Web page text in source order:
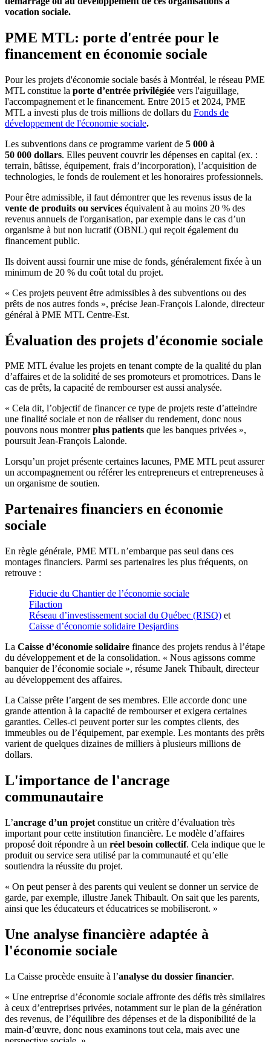
vocation sociale.
PME MTL: porte d'entrée pour le
financement en économie sociale
Pour les projets d'économie sociale basés à Montréal, le réseau PME
MTL constitue la porte d’entrée privilégiée vers l'aiguillage,
l'accompagnement et le financement. Entre 2015 et 2024, PME
MTL a investi plus de trois millions de dollars du Fonds de
développement de l'économie sociale.
Les subventions dans ce programme varient de 5 000 à
50 000 dollars. Elles peuvent couvrir les dépenses en capital (ex. :
terrain, bâtisse, équipement, frais d’incorporation), l’acquisition de
technologies, le fonds de roulement et les honoraires professionnels.
Pour être admissible, il faut démontrer que les revenus issus de la
vente de produits ou services équivalent à au moins 20 % des
revenus annuels de l'organisation, par exemple dans le cas d’un
organisme à but non lucratif (OBNL) qui reçoit également du
financement public.
Ils doivent aussi fournir une mise de fonds, généralement fixée à un
minimum de 20 % du coût total du projet.
« Ces projets peuvent être admissibles à des subventions ou des
prêts de nos autres fonds », précise Jean-François Lalonde, directeur
général à PME MTL Centre-Est.
Évaluation des projets d'économie sociale
PME MTL évalue les projets en tenant compte de la qualité du plan
d’affaires et de la solidité de ses promoteurs et promotrices. Dans le
cas de prêts, la capacité de rembourser est aussi analysée.
« Cela dit, l’objectif de financer ce type de projets reste d’atteindre
une finalité sociale et non de réaliser du rendement, donc nous
pouvons nous montrerplus patients que les banques privées »,
poursuit Jean-François Lalonde.
Lorsqu’un projet présente certaines lacunes, PME MTL peut assurer
un accompagnement ou référer les entrepreneurs et entrepreneuses à
un organisme de soutien.
Partenaires financiers en économie
sociale
En règle générale, PME MTL n’embarque pas seul dans ces
montages financiers. Parmi ses partenaires les plus fréquents, on
retrouve :
Fiducie du Chantier de l’économie sociale
Filaction
Réseau d’investissement social du Québec (RISQ) et
Caisse d’économie solidaire Desjardins
La Caisse d’économie solidaire finance des projets rendus à l’étape
du développement et de la consolidation. « Nous agissons comme
banquier de l’économie sociale », résume Janek Thibault, directeur
au développement des affaires.
La Caisse prête l’argent de ses membres. Elle accorde donc une
grande attention à la capacité de rembourser et exigera certaines
garanties. Celles-ci peuvent porter sur les comptes clients, des
immeubles ou de l’équipement, par exemple. Les montants des prêts
varient de quelques dizaines de milliers à plusieurs millions de
dollars.
L'importance de l'ancrage
communautaire
L’ancrage d’un projet constitue un critère d’évaluation très
important pour cette institution financière. Le modèle d’affaires
proposé doit répondre à un réel besoin collectif. Cela indique que le
produit ou service sera utilisé par la communauté et qu’elle
soutiendra la réussite du projet.
« On peut penser à des parents qui veulent se donner un service de
garde, par exemple, illustre Janek Thibault. On sait que les parents,
ainsi que les éducateurs et éducatrices se mobiliseront. »
Une analyse financière adaptée à
l'économie sociale
La Caisse procède ensuite à l’analyse du dossier financier.
« Une entreprise d’économie sociale affronte des défis très similaires
à ceux d’entreprises privées, notamment sur le plan de la génération
des revenus, de l’équilibre des dépenses et de la disponibilité de la
main-d’œuvre, donc nous examinons tout cela, mais avec une